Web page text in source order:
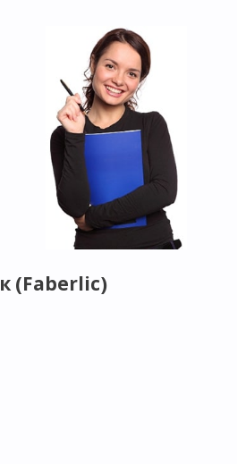
(Faberlic)